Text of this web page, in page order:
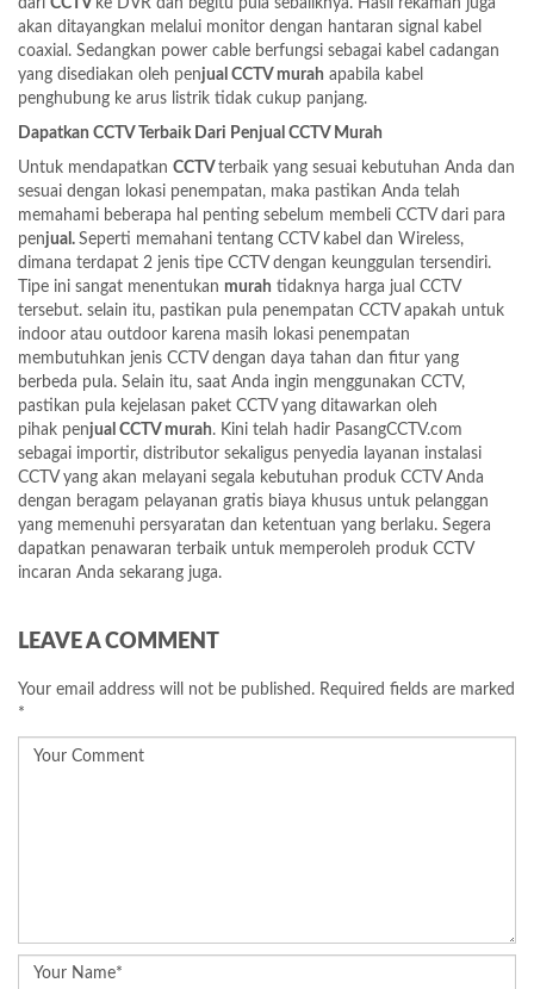
dari CCTV ke DVR dan begitu pula sebaliknya. Hasil rekaman juga
akan ditayangkan melalui monitor dengan hantaran signal kabel
coaxial. Sedangkan power cable berfungsi sebagai kabel cadangan
yang disediakan oleh penjual CCTV murah apabila kabel
penghubung ke arus listrik tidak cukup panjang.
Dapatkan CCTV Terbaik Dari Penjual CCTV Murah
Untuk mendapatkan CCTV terbaik yang sesuai kebutuhan Anda dan
sesuai dengan lokasi penempatan, maka pastikan Anda telah
memahami beberapa hal penting sebelum membeli CCTV dari para
penjual. Seperti memahani tentang CCTV kabel dan Wireless,
dimana terdapat 2 jenis tipe CCTV dengan keunggulan tersendiri.
Tipe ini sangat menentukan murah tidaknya harga jual CCTV
tersebut. selain itu, pastikan pula penempatan CCTV apakah untuk
indoor atau outdoor karena masih lokasi penempatan
membutuhkan jenis CCTV dengan daya tahan dan fitur yang
berbeda pula. Selain itu, saat Anda ingin menggunakan CCTV,
pastikan pula kejelasan paket CCTV yang ditawarkan oleh
pihak penjual CCTV murah. Kini telah hadir PasangCCTV.com
sebagai importir, distributor sekaligus penyedia layanan instalasi
CCTV yang akan melayani segala kebutuhan produk CCTV Anda
dengan beragam pelayanan gratis biaya khusus untuk pelanggan
yang memenuhi persyaratan dan ketentuan yang berlaku. Segera
dapatkan penawaran terbaik untuk memperoleh produk CCTV
incaran Anda sekarang juga.
LEAVE A COMMENT
Your email address will not be published. Required fields are marked
*